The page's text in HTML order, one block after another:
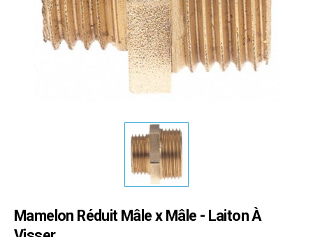
Mamelon Réduit Mâle x Mâle - Laiton À